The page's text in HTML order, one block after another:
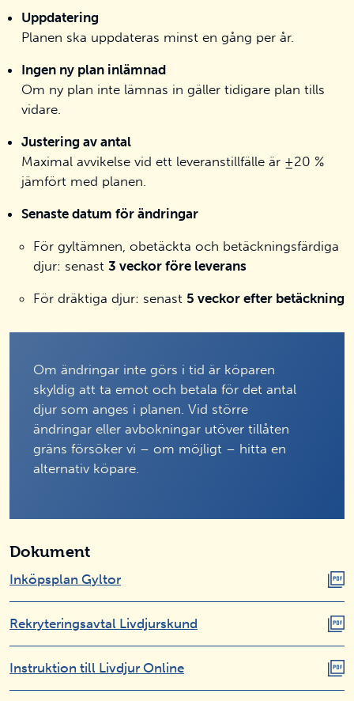
Uppdatering
Planen ska uppdateras minst en gång per år.
Ingen ny plan inlämnad
Om ny plan inte lämnas in gäller tidigare plan tills
vidare.
Justering av antal
Maximal avvikelse vid ett leveranstillfälle är ±20 %
jämfört med planen.
Senaste datum för ändringar
För gyltämnen, obetäckta och betäckningsfärdiga
djur: senast 3 veckor före leverans
För dräktiga djur: senast 5 veckor efter betäckning
Om ändringar inte görs i tid är köparen
skyldig att ta emot och betala för det antal
djur som anges i planen. Vid större
ändringar eller avbokningar utöver tillåten
gräns försöker vi – om möjligt – hitta en
alternativ köpare.
Dokument
Inköpsplan Gyltor
Rekryteringsavtal Livdjurskund
Instruktion till Livdjur Online